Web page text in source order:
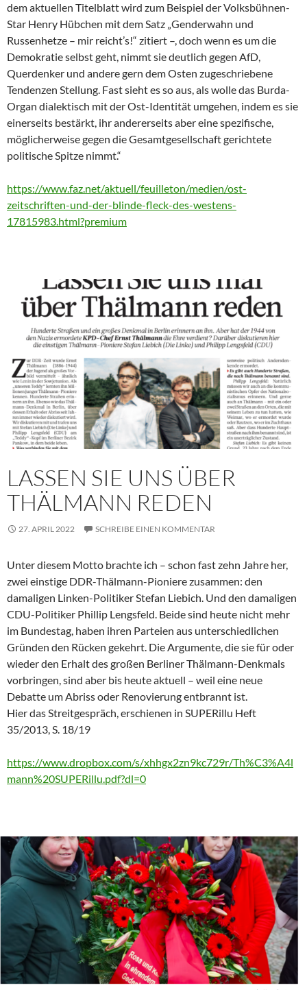
dem aktuellen Titelblatt wird zum Beispiel der Volksbühnen-
Star Henry Hübchen mit dem Satz „Genderwahn und
Russenhetze – mir reicht’s!“ zitiert –, doch wenn es um die
Demokratie selbst geht, nimmt sie deutlich gegen AfD,
Querdenker und andere gern dem Osten zugeschriebene
Tendenzen Stellung. Fast sieht es so aus, als wolle das Burda-
Organ dialektisch mit der Ost-Identität umgehen, indem es sie
einerseits bestärkt, ihr andererseits aber eine spezifische,
möglicherweise gegen die Gesamtgesellschaft gerichtete
politische Spitze nimmt.“
https://www.faz.net/aktuell/feuilleton/medien/ost-
zeitschriften-und-der-blinde-fleck-des-westens-
17815983.html?premium
LASSEN SIE UNS ÜBER
THÄLMANN REDEN
27. APRIL 2022 SCHREIBE EINEN KOMMENTAR
Unter diesem Motto brachte ich – schon fast zehn Jahre her,
zwei einstige DDR-Thälmann-Pioniere zusammen: den
damaligen Linken-Politiker Stefan Liebich. Und den damaligen
CDU-Politiker Phillip Lengsfeld. Beide sind heute nicht mehr
im Bundestag, haben ihren Parteien aus unterschiedlichen
Gründen den Rücken gekehrt. Die Argumente, die sie für oder
wieder den Erhalt des großen Berliner Thälmann-Denkmals
vorbringen, sind aber bis heute aktuell – weil eine neue
Debatte um Abriss oder Renovierung entbrannt ist.
Hier das Streitgespräch, erschienen in SUPERillu Heft
35/2013, S. 18/19
https://www.dropbox.com/s/xhhgx2zn9kc729r/Th%C3%A4l
mann%20SUPERillu.pdf?dl=0